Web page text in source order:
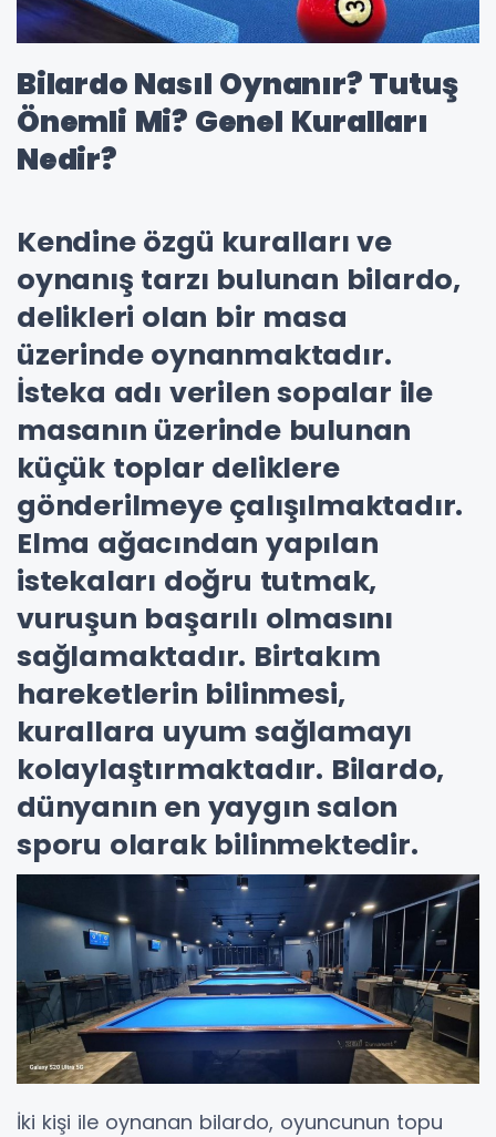
Bilardo Nasıl Oynanır? Tutuş
Önemli Mi? Genel Kuralları
Nedir?
Kendine özgü kuralları ve
oynanış tarzı bulunan bilardo,
delikleri olan bir masa
üzerinde oynanmaktadır.
İsteka adı verilen sopalar ile
masanın üzerinde bulunan
küçük toplar deliklere
gönderilmeye çalışılmaktadır.
Elma ağacından yapılan
istekaları doğru tutmak,
vuruşun başarılı olmasını
sağlamaktadır. Birtakım
hareketlerin bilinmesi,
kurallara uyum sağlamayı
kolaylaştırmaktadır. Bilardo,
dünyanın en yaygın salon
sporu olarak bilinmektedir.
İki kişi ile oynanan bilardo, oyuncunun topu